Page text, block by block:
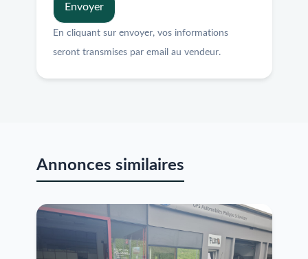
Envoyer
En cliquant sur envoyer, vos informations
seront transmises par email au vendeur.
Annonces similaires